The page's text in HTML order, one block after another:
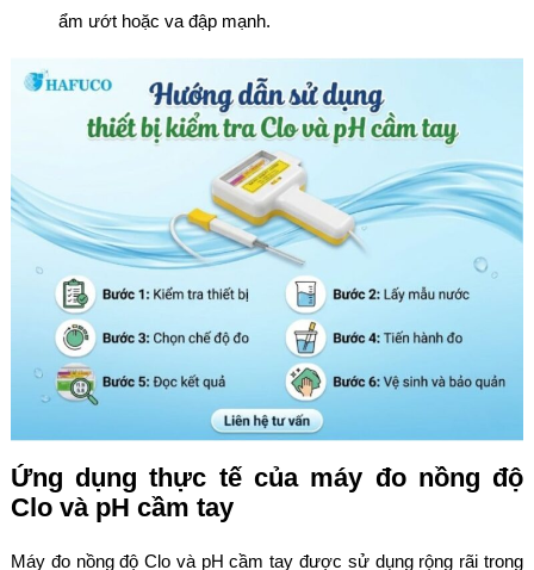
ẩm ướt hoặc va đập mạnh.
Ứng dụng thực tế của máy đo nồng độ
Clo và pH cầm tay
Máy đo nồng độ Clo và pH cầm tay được sử dụng rộng rãi trong